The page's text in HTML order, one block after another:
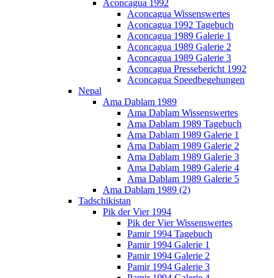
Aconcagua 1992
Aconcagua Wissenswertes
Aconcagua 1992 Tagebuch
Aconcagua 1989 Galerie 1
Aconcagua 1989 Galerie 2
Aconcagua 1989 Galerie 3
Aconcagua Pressebericht 1992
Aconcagua Speedbegehungen
Nepal
Ama Dablam 1989
Ama Dablam Wissenswertes
Ama Dablam 1989 Tagebuch
Ama Dablam 1989 Galerie 1
Ama Dablam 1989 Galerie 2
Ama Dablam 1989 Galerie 3
Ama Dablam 1989 Galerie 4
Ama Dablam 1989 Galerie 5
Ama Dablam 1989 (2)
Tadschikistan
Pik der Vier 1994
Pik der Vier Wissenswertes
Pamir 1994 Tagebuch
Pamir 1994 Galerie 1
Pamir 1994 Galerie 2
Pamir 1994 Galerie 3